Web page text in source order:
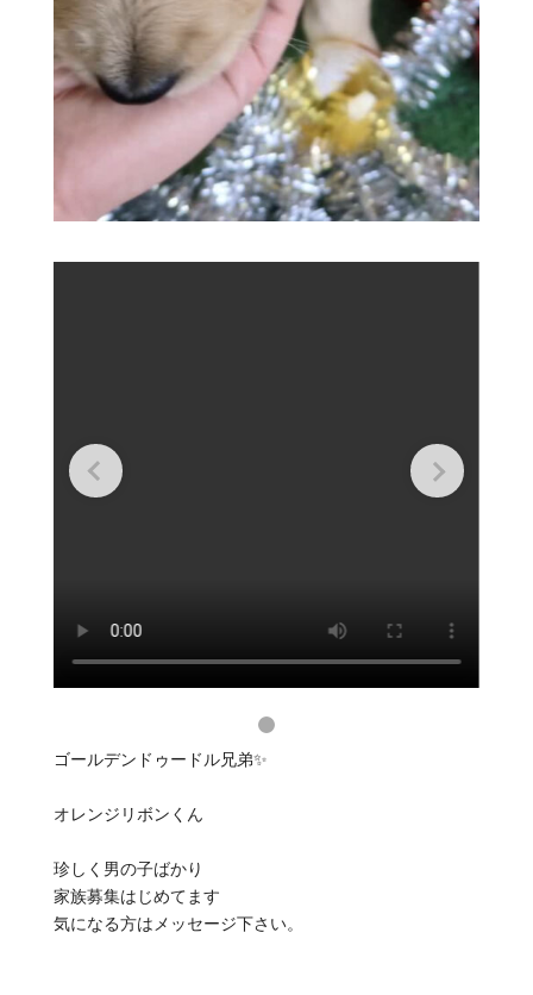
ゴールデンドゥードル兄弟✨
オレンジリボンくん
珍しく男の子ばかり
家族募集はじめてます
気になる方はメッセージ下さい。